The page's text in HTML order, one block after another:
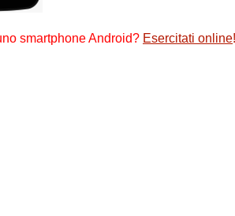
smartphone Android? Esercitati online!